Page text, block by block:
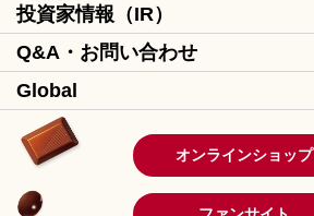
投資家情報（IR）
Q&A・お問い合わせ
Global
オンラインショップ